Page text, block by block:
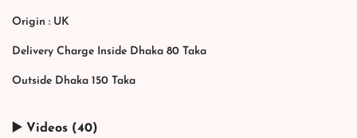
Origin : UK
Delivery Charge Inside Dhaka 80 Taka
Outside Dhaka 150 Taka
▶️ Videos (40)